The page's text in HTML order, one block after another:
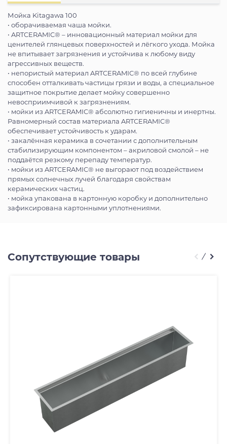
Мойка Kitagawa 100
• оборачиваемая чаша мойки.
• ARTCERAMIC® – инновационный материал мойки для
ценителей глянцевых поверхностей и лёгкого ухода. Мойка
не впитывает загрязнения и устойчива к любому виду
агрессивных веществ.
• непористый материал ARTCERAMIC® по всей глубине
способен отталкивать частицы грязи и воды, а специальное
защитное покрытие делает мойку совершенно
невосприимчивой к загрязнениям.
• мойки из ARTCERAMIC® абсолютно гигиеничны и инертны.
Равномерный состав материала ARTCERAMIC®
обеспечивает устойчивость к ударам.
• закалённая керамика в сочетании с дополнительным
стабилизирующим компонентом – акриловой смолой – не
поддаётся резкому перепаду температур.
• мойки из ARTCERAMIC® не выгорают под воздействием
прямых солнечных лучей благодаря свойствам
керамических частиц.
• мойка упакована в картонную коробку и дополнительно
зафиксирована картонными уплотнениями.
Сопутствующие товары